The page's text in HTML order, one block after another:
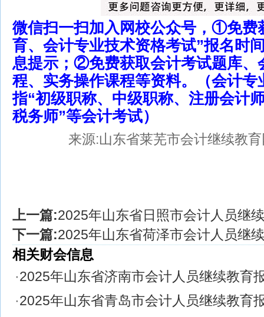
微信扫一扫加入网校公众号，①免费
育、会计专业技术资格考试”报名时
息提示；②免费获取会计考试题库、
程、实务操作课程等资料。（会计专
指“初级职称、中级职称、注册会计
税务师”等会计考试）
来源:山东省莱芜市会计继续教
上一篇:2025年山东省日照市会计人员继
下一篇:2025年山东省荷泽市会计人员继
相关财会信息
·2025年山东省济南市会计人员继续教育
·2025年山东省青岛市会计人员继续教育